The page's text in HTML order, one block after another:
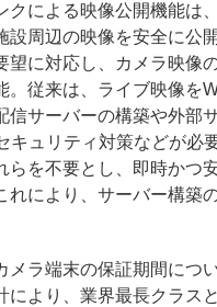
による映像公開機能は
設周辺の映像を安全に公
望に対応し、カメラ映像
。従来は、ライブ映像を
信サーバーの構築や外部
キュリティ対策などが必
らを不要とし、即時かつ
れにより、サーバー構築
ラ端末の保証期間につ
により、業界最長クラス